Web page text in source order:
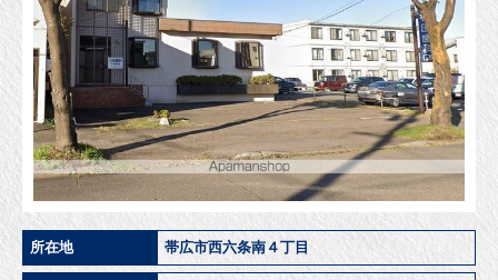
所在地 帯広市西六条南４丁目